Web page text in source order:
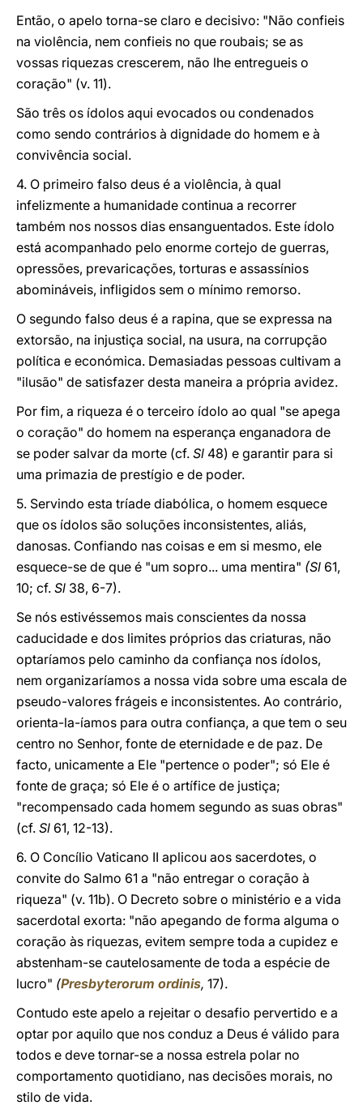
Então, o apelo torna-se claro e decisivo: "Não confieis
na violência, nem confieis no que roubais; se as
vossas riquezas crescerem, não lhe entregueis o
coração" (v. 11).
São três os ídolos aqui evocados ou condenados
como sendo contrários à dignidade do homem e à
convivência social.
4. O primeiro falso deus é a violência, à qual
infelizmente a humanidade continua a recorrer
também nos nossos dias ensanguentados. Este ídolo
está acompanhado pelo enorme cortejo de guerras,
opressões, prevaricações, torturas e assassínios
abomináveis, infligidos sem o mínimo remorso.
O segundo falso deus é a rapina, que se expressa na
extorsão, na injustiça social, na usura, na corrupção
política e económica. Demasiadas pessoas cultivam a
"ilusão" de satisfazer desta maneira a própria avidez.
Por fim, a riqueza é o terceiro ídolo ao qual "se apega
o coração" do homem na esperança enganadora de
se poder salvar da morte (cf. Sl 48) e garantir para si
uma primazia de prestígio e de poder.
5. Servindo esta tríade diabólica, o homem esquece
que os ídolos são soluções inconsistentes, aliás,
danosas. Confiando nas coisas e em si mesmo, ele
esquece-se de que é "um sopro... uma mentira" (Sl 61,
10; cf. Sl 38, 6-7).
Se nós estivéssemos mais conscientes da nossa
caducidade e dos limites próprios das criaturas, não
optaríamos pelo caminho da confiança nos ídolos,
nem organizaríamos a nossa vida sobre uma escala de
pseudo-valores frágeis e inconsistentes. Ao contrário,
orienta-la-íamos para outra confiança, a que tem o seu
centro no Senhor, fonte de eternidade e de paz. De
facto, unicamente a Ele "pertence o poder"; só Ele é
fonte de graça; só Ele é o artífice de justiça;
"recompensado cada homem segundo as suas obras"
(cf. Sl 61, 12-13).
6. O Concílio Vaticano II aplicou aos sacerdotes, o
convite do Salmo 61 a "não entregar o coração à
riqueza" (v. 11b). O Decreto sobre o ministério e a vida
sacerdotal exorta: "não apegando de forma alguma o
coração às riquezas, evitem sempre toda a cupidez e
abstenham-se cautelosamente de toda a espécie de
lucro" (Presbyterorum ordinis, 17).
Contudo este apelo a rejeitar o desafio pervertido e a
optar por aquilo que nos conduz a Deus é válido para
todos e deve tornar-se a nossa estrela polar no
comportamento quotidiano, nas decisões morais, no
stilo de vida.